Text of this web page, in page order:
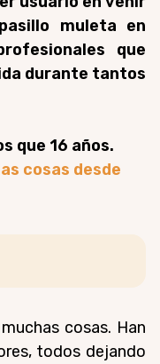
muleta en
que
durante tantos
que 16 años.
cosas desde
cosas. Han
todos dejando